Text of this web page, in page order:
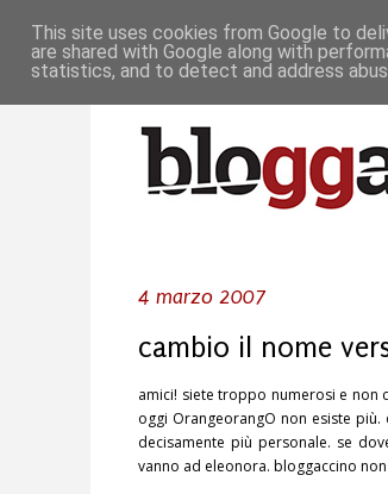
4 marzo 2007
cambio il nome
amici! siete troppo numerosi e non
oggi OrangeorangO non esiste
decisamente più personale. se
vanno ad eleonora. bloggaccino
This site uses cookies from Google to
are shared with Google along with
statistics, and to detect and address